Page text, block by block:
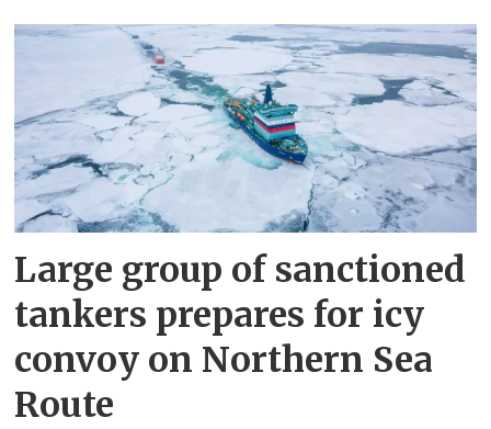
Large group of sanctioned
tankers prepares for icy
convoy on Northern Sea
Route